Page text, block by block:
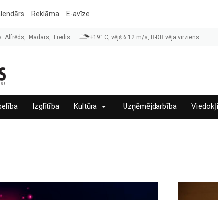
Reklāma E-avīze
Alfrēds, Madars, Fredis +19° C, vējš 6.12 m/s, R-DR vēja virziens
Izglītība Kultūra Uzņēmējdarbība Viedokļi